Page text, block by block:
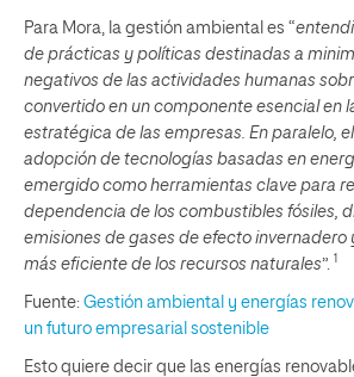
Para Mora, la gestión ambiental es “
de prácticas y políticas destinadas a
negativos de las actividades humanas
convertido en un componente esencial en
estratégica de las empresas. En paralelo,
adopción de tecnologías basadas en
emergido como herramientas clave para
dependencia de los combustibles fósiles,
emisiones de gases de efecto invernadero
más eficiente de los recursos naturales”. 1
Fuente: Gestión ambiental y energías
un futuro empresarial sostenible
Esto quiere decir que las energías